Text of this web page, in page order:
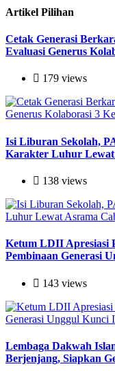
Artikel Pilihan
Cetak Generasi
Evaluasi Generus
179 views
Isi Liburan Sekolah,
Karakter Luhur
138 views
Ketum LDII Apresiasi
Pembinaan Generasi
143 views
Lembaga Dakwah
Berjenjang, Siapkan